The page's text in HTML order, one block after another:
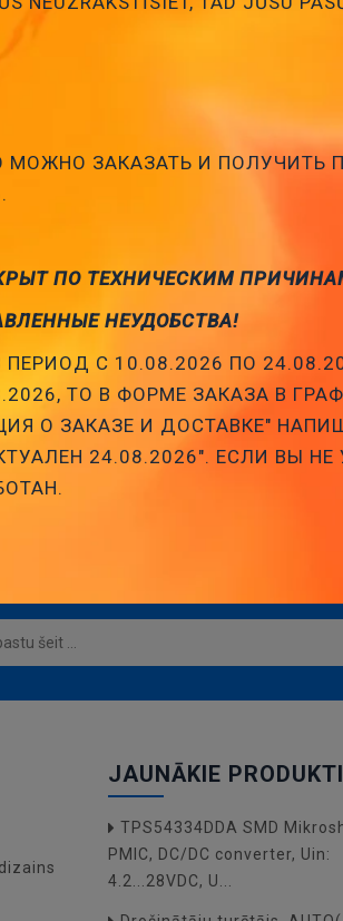
JAUNĀKIE PRODUKTI
TPS54334DDA SMD
PMIC, DC/DC converter, Uin:
4.2...28VDC, U...
МОЖНО ЗАКАЗАТЬ И ПОЛУЧИТЬ
ПО ТЕХНИЧЕСКИМ
НЕУДОБСТВА!
С 10.08.2026 ПО
ТО В ФОРМЕ ЗАКАЗА В
О ЗАКАЗЕ И ДОСТАВКЕ"
24.08.2026". ЕСЛИ ВЫ НЕ